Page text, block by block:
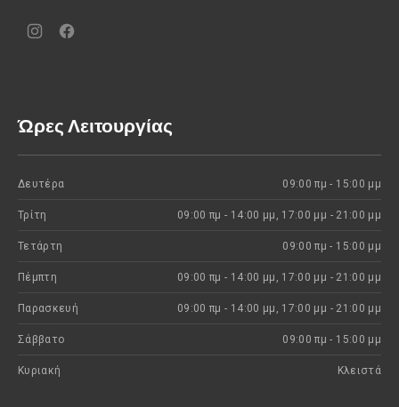
Νέο
Νέο
Ώρες Λειτουργίας
Δευτέρα 09:00 πμ - 15:00 μμ
Τρίτη 09:00 πμ - 14:00 μμ, 17:00 μμ - 21:00 μμ
Τετάρτη 09:00 πμ - 15:00 μμ
Πέμπτη 09:00 πμ - 14:00 μμ, 17:00 μμ - 21:00 μμ
Παρασκευή 09:00 πμ - 14:00 μμ, 17:00 μμ - 21:00 μμ
Σάββατο 09:00 πμ - 15:00 μμ
Κυριακή Kλειστά